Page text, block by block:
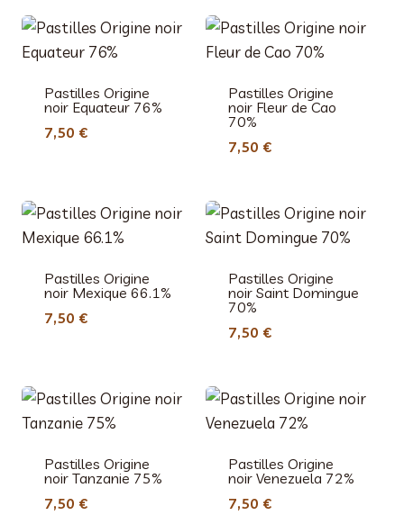
Pastilles Origine
noir Equateur 76%
7,50 €
Pastilles Origine
noir Fleur de Cao
70%
7,50 €
Pastilles Origine
noir Mexique 66.1%
7,50 €
Pastilles Origine
noir Saint Domingue
70%
7,50 €
Pastilles Origine
noir Tanzanie 75%
7,50 €
Pastilles Origine
noir Venezuela 72%
7,50 €